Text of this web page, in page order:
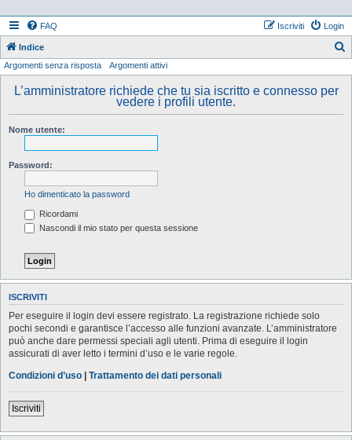
FAQ Login
Iscriviti
Indice
Argomenti senza risposta Argomenti attivi
L’amministratore richiede che tu sia iscritto e connesso per
vedere i profili utente.
Nome utente:
Password:
Ho dimenticato la password
Ricordami
Nascondi il mio stato per questa sessione
ISCRIVITI
Per eseguire il login devi essere registrato. La registrazione richiede solo
pochi secondi e garantisce l’accesso alle funzioni avanzate. L’amministratore
può anche dare permessi speciali agli utenti. Prima di eseguire il login
assicurati di aver letto i termini d’uso e le varie regole.
Condizioni d’uso | Trattamento dei dati personali
Iscriviti